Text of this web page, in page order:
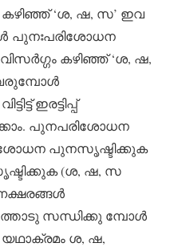
കഴിഞ്ഞ് ‘ശ, ഷ, സ’ ഇവ
പുനഃപരിശോധന
കഴിഞ്ഞ് ‘ശ, ഷ,
ഇരട്ടിപ്പ്
പുനപരിശോധന
പുനസൃഷ്ടിക്കുക
(ശ, ഷ, സ
സന്ധിക്കു മ്പോള്‍
യഥാക്രമം ശ, ഷ,